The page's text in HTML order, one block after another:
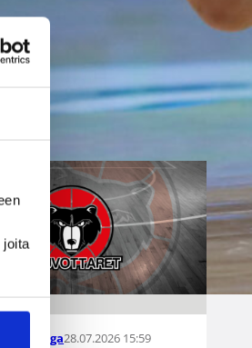
joita
Korisliiga-kauteen
Vimpelin Veto on
Melanie
kanssa.
Korisliiga28.07.2026 15:59